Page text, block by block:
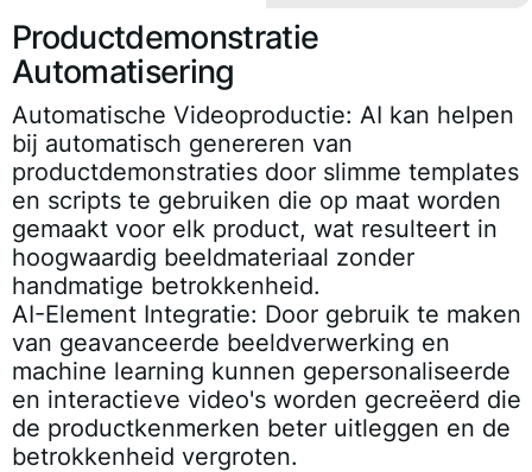
Productdemonstratie
Automatisering
Automatische Videoproductie: AI kan helpen
bij automatisch genereren van
productdemonstraties door slimme templates
en scripts te gebruiken die op maat worden
gemaakt voor elk product, wat resulteert in
hoogwaardig beeldmateriaal zonder
handmatige betrokkenheid.
AI-Element Integratie: Door gebruik te maken
van geavanceerde beeldverwerking en
machine learning kunnen gepersonaliseerde
en interactieve video's worden gecreëerd die
de productkenmerken beter uitleggen en de
betrokkenheid vergroten.